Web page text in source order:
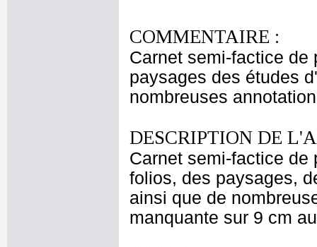
COMMENTAIRE :
Carnet semi-factice de
paysages des études
nombreuses
DESCRIPTION DE
Carnet semi-factice de
folios, des paysages,
ainsi que de
manquante sur 9 cm